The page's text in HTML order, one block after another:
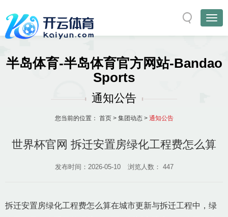
半岛体育-半岛体育官方网站-Bandao
Sports
通知公告
您当前的位置： 首页> 集团动态> 通知公告
世界杯官网 拆迁安置房绿化工程费怎么算
发布时间：2026-05-10 浏览人数： 447
拆迁安置房绿化工程费怎么算在城市更新与拆迁工程中，绿